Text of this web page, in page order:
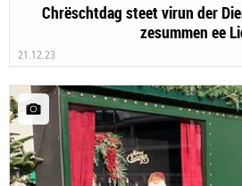
Chrëschtdag steet virun der
zesummen ee
21.12.23